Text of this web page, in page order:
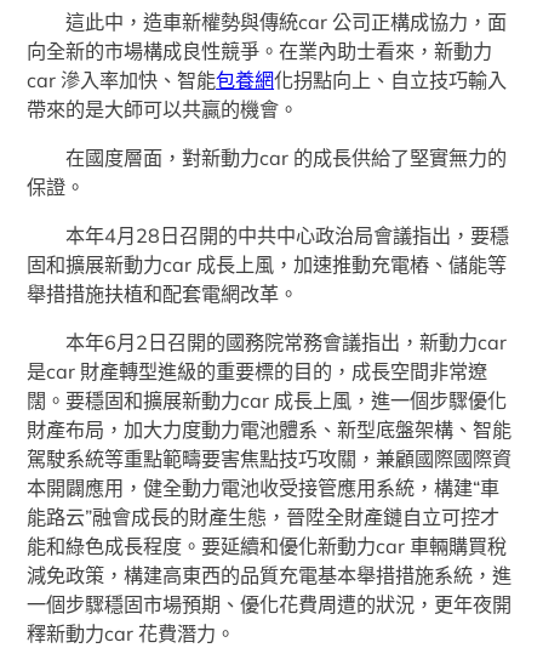
這此中，造車新權勢與傳統car 公司正構成協力，面
向全新的市場構成良性競爭。在業內助士看來，新動力
car 滲入率加快、智能包養網化拐點向上、自立技巧輸入
帶來的是大師可以共贏的機會。
在國度層面，對新動力car 的成長供給了堅實無力的
保證。
本年4月28日召開的中共中心政治局會議指出，要穩
固和擴展新動力car 成長上風，加速推動充電樁、儲能等
舉措措施扶植和配套電網改革。
本年6月2日召開的國務院常務會議指出，新動力car
是car 財產轉型進級的重要標的目的，成長空間非常遼
闊。要穩固和擴展新動力car 成長上風，進一個步驟優化
財產布局，加大力度動力電池體系、新型底盤架構、智能
駕駛系統等重點範疇要害焦點技巧攻關，兼顧國際國際資
本開闢應用，健全動力電池收受接管應用系統，構建“車
能路云”融會成長的財產生態，晉陞全財產鏈自立可控才
能和綠色成長程度。要延續和優化新動力car 車輛購買稅
減免政策，構建高東西的品質充電基本舉措措施系統，進
一個步驟穩固市場預期、優化花費周遭的狀況，更年夜開
釋新動力car 花費潛力。